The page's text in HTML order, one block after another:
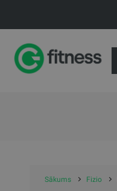
Sākums Fizio